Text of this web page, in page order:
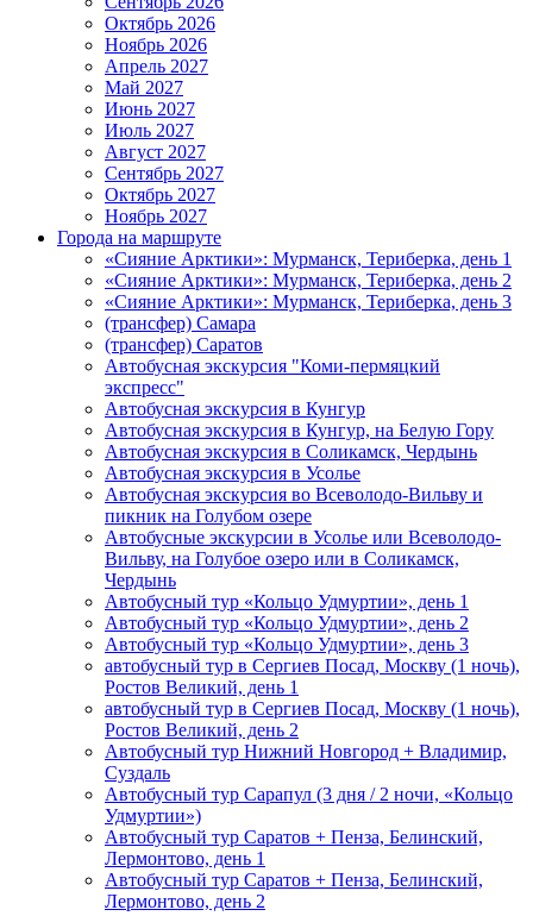
Октябрь 2026
Ноябрь 2026
Апрель 2027
Май 2027
Июнь 2027
Июль 2027
Август 2027
Сентябрь 2027
Октябрь 2027
Ноябрь 2027
Города на маршруте
«Сияние Арктики»: Мурманск, Териберка, день 1
«Сияние Арктики»: Мурманск, Териберка, день 2
«Сияние Арктики»: Мурманск, Териберка, день 3
(трансфер) Самара
(трансфер) Саратов
Автобусная экскурсия "Коми-пермяцкий
экспресс"
Автобусная экскурсия в Кунгур
Автобусная экскурсия в Кунгур, на Белую Гору
Автобусная экскурсия в Соликамск, Чердынь
Автобусная экскурсия в Усолье
Автобусная экскурсия во Всеволодо-Вильву и
пикник на Голубом озере
Автобусные экскурсии в Усолье или Всеволодо-
Вильву, на Голубое озеро или в Соликамск,
Чердынь
Автобусный тур «Кольцо Удмуртии», день 1
Автобусный тур «Кольцо Удмуртии», день 2
Автобусный тур «Кольцо Удмуртии», день 3
автобусный тур в Сергиев Посад, Москву (1 ночь),
Ростов Великий, день 1
автобусный тур в Сергиев Посад, Москву (1 ночь),
Ростов Великий, день 2
Автобусный тур Нижний Новгород + Владимир,
Суздаль
Автобусный тур Сарапул (3 дня / 2 ночи, «Кольцо
Удмуртии»)
Автобусный тур Саратов + Пенза, Белинский,
Лермонтово, день 1
Автобусный тур Саратов + Пенза, Белинский,
Лермонтово, день 2